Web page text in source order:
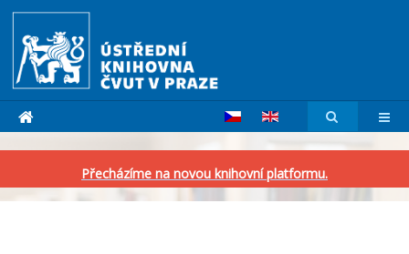
Přecházíme na novou knihovní platformu.